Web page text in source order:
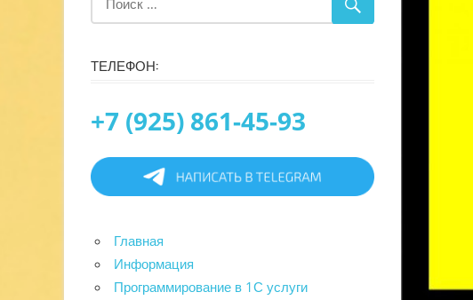
ТЕЛЕФОН:
+7 (925) 861-45-93
Главная
Информация
Программирование в 1С услуги